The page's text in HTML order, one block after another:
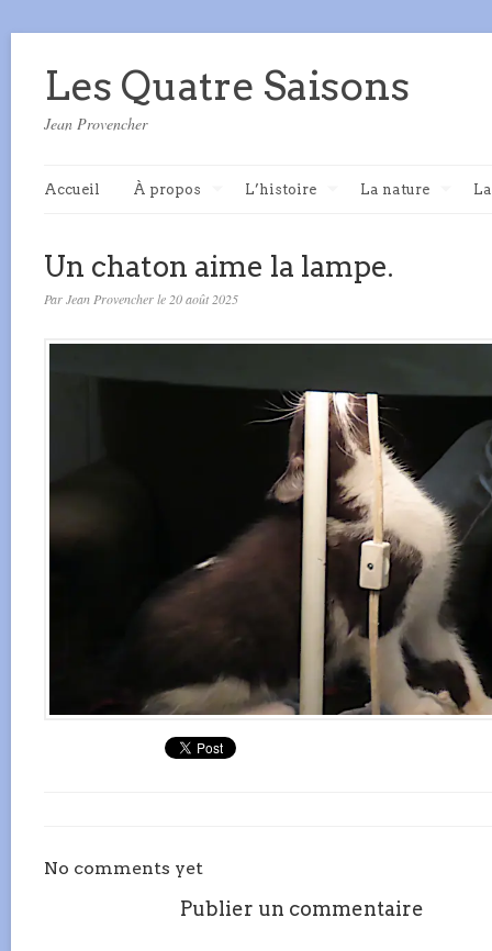
Les Quatre Saisons
Jean Provencher
Accueil À propos L’histoire La nature
Un chaton aime la lampe.
Par Jean Provencher le 20 août 2025
No comments yet
Publier un commentaire